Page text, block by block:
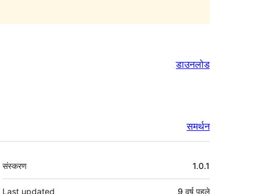
डाउनलोड
समर्थन
मेटा
संस्करण 1.0.1
Last updated 9 वर्ष पहले